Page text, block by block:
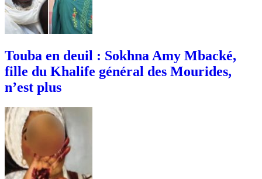
Touba en deuil : Sokhna Amy Mbacké,
fille du Khalife général des Mourides,
n’est plus